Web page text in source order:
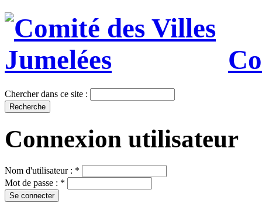
Chercher dans ce site :
Connexion utilisateur
Nom d'utilisateur : *
Mot de passe : *